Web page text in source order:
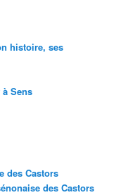
histoire, ses
Sens
des Castors
des Castors